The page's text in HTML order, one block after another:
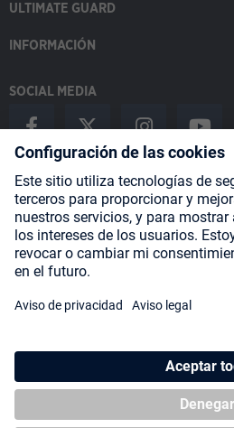
ULTIMATE GUARD
INFORMACIÓN
SOCIAL MEDIA
Payment Methods
Shipping
* Todos los precios incluyen IVA más
gastos de envío, si no se